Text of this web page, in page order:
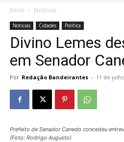
Início Noticias
Noticias Cidades Política
Divino Lemes
em Senador
Por Redação Bandeirantes - 11 de
Prefeito de Senador Canedo concedeu
(Foto: Rodrigo Augusto)